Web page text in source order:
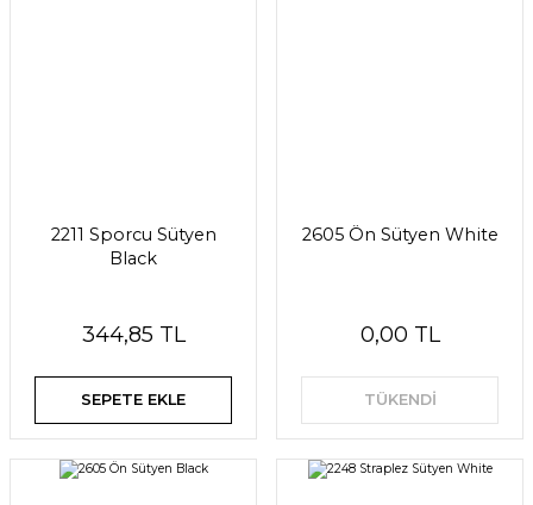
2211 Sporcu Sütyen
Black
344,85 TL
SEPETE EKLE
2605 Ön Sütyen White
0,00 TL
TÜKENDİ